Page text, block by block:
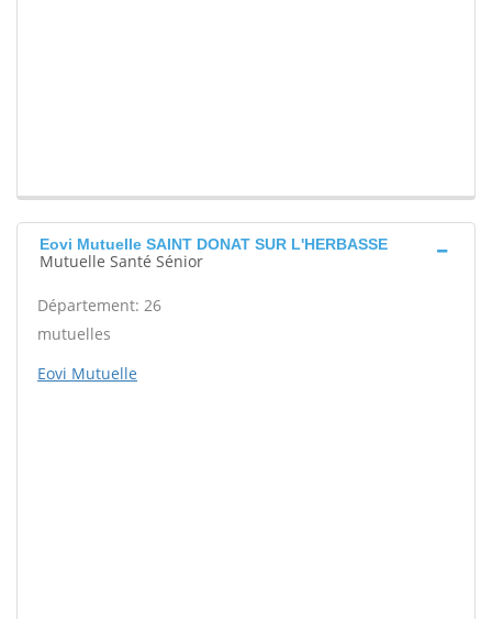
Eovi Mutuelle SAINT DONAT SUR L'HERBASSE
Mutuelle Santé Sénior
Département: 26
mutuelles
Eovi Mutuelle